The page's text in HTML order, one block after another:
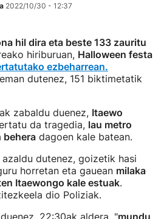
2022/10/30 - 12:37
hil dira eta beste 133 zauritu
hiriburuan, Halloween festa
ezbeharrean.
dutenez, 151 biktimetatik
zabaldu duenez, Itaewo
da tragedia, lau metro
behera dagoen kale batean.
dutenez, goizetik hasi
horretan eta gauean milaka
Itaewongo kale estuak.
dio Poliziak.
22:30ak aldera, "mundu